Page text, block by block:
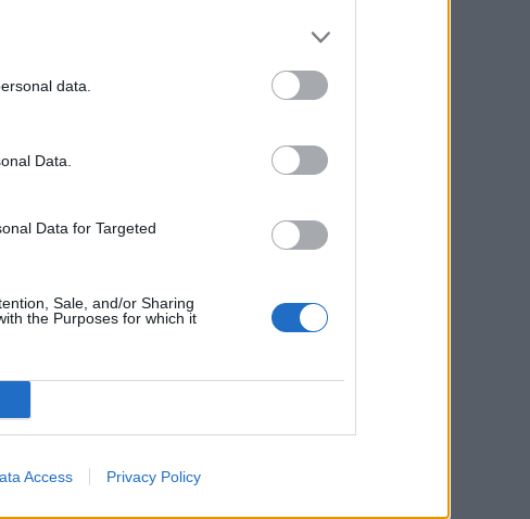
data.
Data.
Data for Targeted
Sale, and/or Sharing
the Purposes for which it
Access Privacy Policy